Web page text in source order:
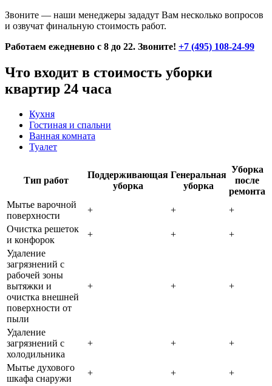
Звоните — наши менеджеры зададут Вам несколько вопросов
и озвучат финальную стоимость работ.
Работаем ежедневно с 8 до 22. Звоните! +7 (495) 108-24-99
Что входит в стоимость уборки
квартир 24 часа
Кухня
Гостиная и спальни
Ванная комната
Туалет
Тип работ
Поддерживающая
уборка
Генеральная
уборка
Уборка
после
ремонта
Мытье варочной
поверхности
+ +
+
Очистка решеток
и конфорок
+ +
+
Удаление
загрязнений с
рабочей зоны
вытяжки и
очистка внешней
поверхности от
пыли
+ + +
Удаление
загрязнений с
холодильника
+ + +
Мытье духового
шкафа снаружи
+ +
+